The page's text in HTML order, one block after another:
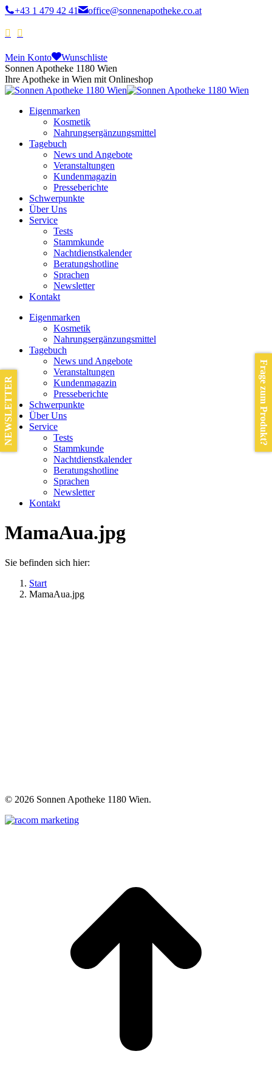
+43 1 479 42 41 office@sonnenapotheke.co.at
Mein Konto
Wunschliste
Sonnen Apotheke 1180 Wien
Ihre Apotheke in Wien mit Onlineshop
Eigenmarken
Kosmetik
Nahrungsergänzungsmittel
Tagebuch
News und Angebote
Veranstaltungen
Kundenmagazin
Presseberichte
Schwerpunkte
Über Uns
Service
Tests
Stammkunde
Nachtdienstkalender
Beratungshotline
Sprachen
Newsletter
Kontakt
Eigenmarken
Kosmetik
Nahrungsergänzungsmittel
Tagebuch
News und Angebote
Veranstaltungen
Kundenmagazin
Presseberichte
Schwerpunkte
Über Uns
Service
Tests
Stammkunde
Nachtdienstkalender
Beratungshotline
Sprachen
Newsletter
Kontakt
MamaAua.jpg
Sie befinden sich hier:
Start
MamaAua.jpg
© 2026 Sonnen Apotheke 1180 Wien.
Frage zum Produkt?
NEWSLETTER